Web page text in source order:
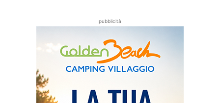
pubblicità